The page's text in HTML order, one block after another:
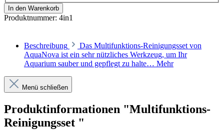
In den Warenkorb
Produktnummer: 4in1
Beschreibung
Das Multifunktions-Reinigungsset von
AquaNova ist ein sehr nützliches Werkzeug, um Ihr
Aquarium sauber und gepflegt zu halte… Mehr
Menü schließen
Produktinformationen "Multifunktions-
Reinigungsset "